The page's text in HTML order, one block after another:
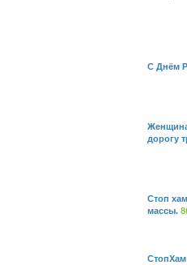
С Днём
дорогу
Стоп
массы.
СтопХам